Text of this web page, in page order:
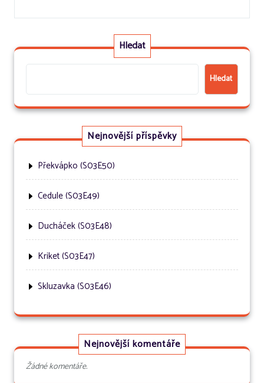
Hledat
Hledat
Nejnovější příspěvky
Překvápko (S03E50)
Cedule (S03E49)
Ducháček (S03E48)
Kriket (S03E47)
Skluzavka (S03E46)
Nejnovější komentáře
Žádné komentáře.